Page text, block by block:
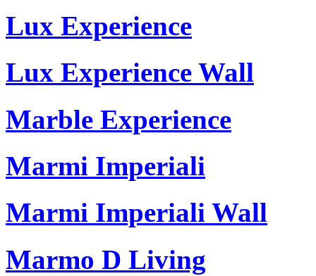
Lux Experience
Lux Experience Wall
Marble Experience
Marmi Imperiali
Marmi Imperiali Wall
Marmo D Living